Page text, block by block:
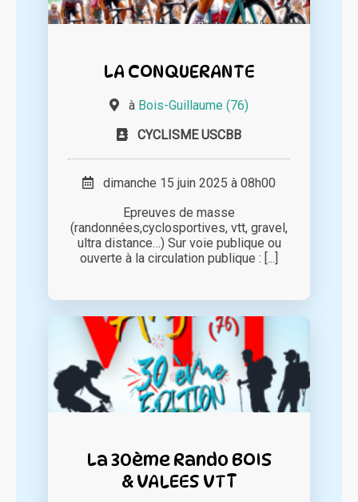
LA CONQUERANTE
à Bois-Guillaume (76)
CYCLISME USCBB
dimanche 15 juin 2025 à 08h00
Epreuves de masse
(randonnées,cyclosportives, vtt, gravel,
ultra distance…) Sur voie publique ou
ouverte à la circulation publique : [...]
La 30ème Rando BOIS
& VALEES VTT